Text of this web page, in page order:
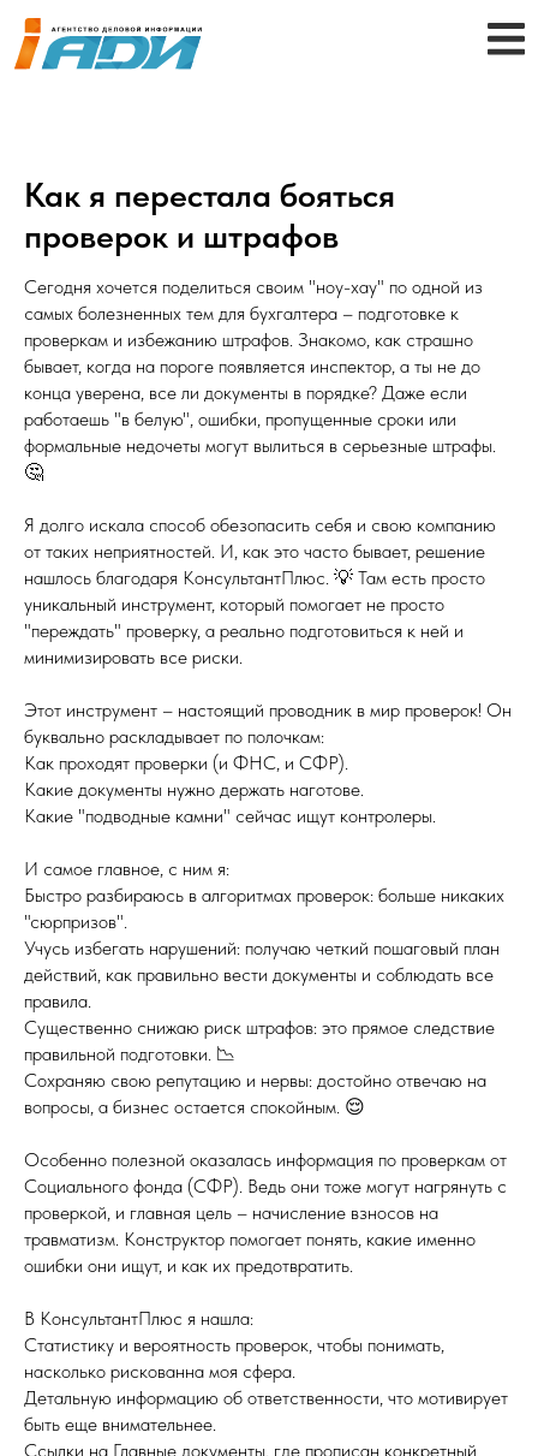
Как я перестала бояться
проверок и штрафов
Сегодня хочется поделиться своим "ноу-хау" по одной из
самых болезненных тем для бухгалтера – подготовке к
проверкам и избежанию штрафов. Знакомо, как страшно
бывает, когда на пороге появляется инспектор, а ты не до
конца уверена, все ли документы в порядке? Даже если
работаешь "в белую", ошибки, пропущенные сроки или
формальные недочеты могут вылиться в серьезные штрафы.
🤔
Я долго искала способ обезопасить себя и свою компанию
от таких неприятностей. И, как это часто бывает, решение
нашлось благодаря КонсультантПлюс. 💡 Там есть просто
уникальный инструмент, который помогает не просто
"переждать" проверку, а реально подготовиться к ней и
минимизировать все риски.
Этот инструмент – настоящий проводник в мир проверок! Он
буквально раскладывает по полочкам:
Как проходят проверки (и ФНС, и СФР).
Какие документы нужно держать наготове.
Какие "подводные камни" сейчас ищут контролеры.
И самое главное, с ним я:
Быстро разбираюсь в алгоритмах проверок: больше никаких
"сюрпризов".
Учусь избегать нарушений: получаю четкий пошаговый план
действий, как правильно вести документы и соблюдать все
правила.
Существенно снижаю риск штрафов: это прямое следствие
правильной подготовки. 📉
Сохраняю свою репутацию и нервы: достойно отвечаю на
вопросы, а бизнес остается спокойным. 😌
Особенно полезной оказалась информация по проверкам от
Социального фонда (СФР). Ведь они тоже могут нагрянуть с
проверкой, и главная цель – начисление взносов на
травматизм. Конструктор помогает понять, какие именно
ошибки они ищут, и как их предотвратить.
В КонсультантПлюс я нашла:
Статистику и вероятность проверок, чтобы понимать,
насколько рискованна моя сфера.
Детальную информацию об ответственности, что мотивирует
быть еще внимательнее.
Ссылки на Главные документы, где прописан конкретный